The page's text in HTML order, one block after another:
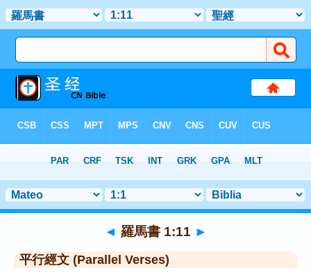
> 聖經金句 11
◄ 羅馬書 1:11 ►
平行經文 (Parallel Verses)